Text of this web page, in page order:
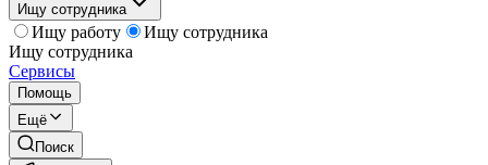
Ищу сотрудника
Ищу работу
Ищу сотрудника
Ищу сотрудника
Сервисы
Помощь
Ещё
Поиск